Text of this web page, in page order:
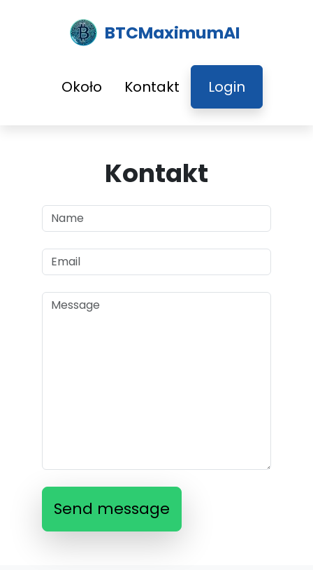
BTCMaximumAI
Około Kontakt Login
Kontakt
Send message